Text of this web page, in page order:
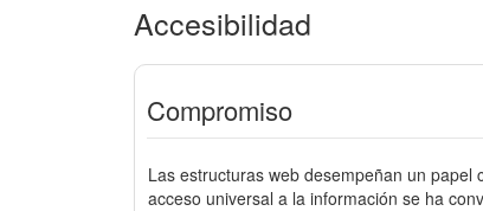
Accesibilidad
Compromiso
Las estructuras web desempeñan un
acceso universal a la información se ha